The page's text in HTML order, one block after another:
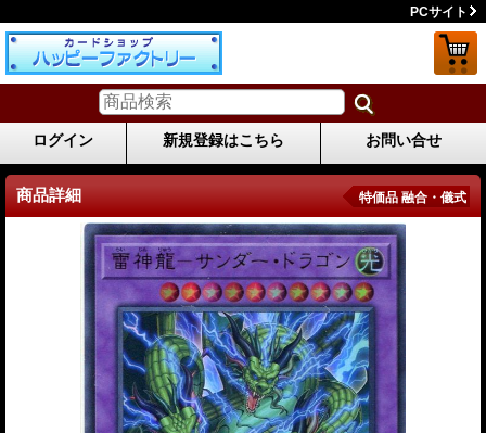
PCサイト
ログイン 新規登録はこちら お問い合せ
商品詳細 特価品 融合・儀式